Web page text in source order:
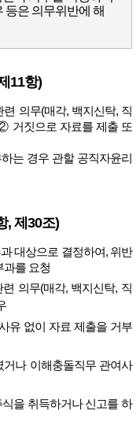
등은 의무위반에 해
11항)
의무(매각, 백지신탁, 직
거짓으로 자료를 제출 또
는 경우 관할 공직자윤리
, 제30조)
대상으로 결정하여, 위반
과를 요청
의무(매각, 백지신탁, 직
유 없이 자료 제출을 거부
나 이해충돌직무 관여사
을 취득하거나 신고를 하